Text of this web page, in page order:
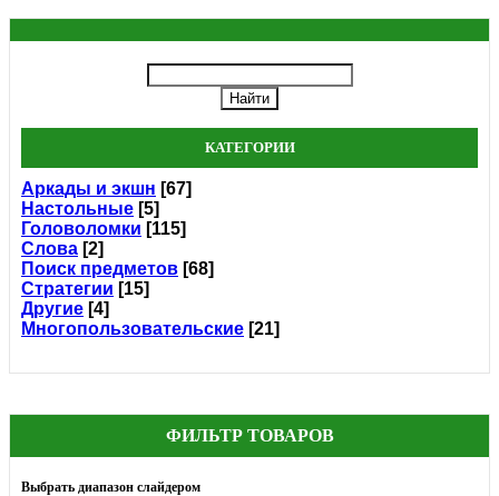
КАТЕГОРИИ
Аркады и экшн [67]
Настольные [5]
Головоломки [115]
Слова [2]
Поиск предметов [68]
Стратегии [15]
Другие [4]
Многопользовательские [21]
ФИЛЬТР ТОВАРОВ
Выбрать диапазон слайдером